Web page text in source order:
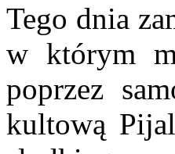
Tego dnia
w którym
poprzez
kultową